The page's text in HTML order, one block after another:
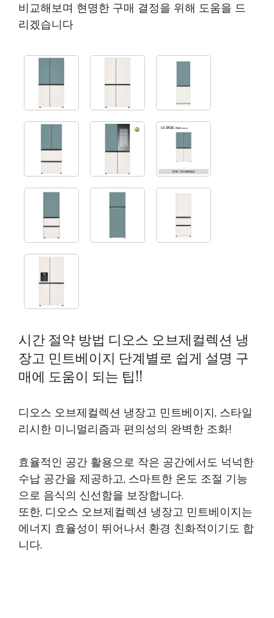
비교해보며 현명한 구매 결정을 위해 도움을 드
리겠습니다
시간 절약 방법 디오스 오브제컬렉션 냉
장고 민트베이지 단계별로 쉽게 설명 구
매에 도움이 되는 팁!!
디오스 오브제컬렉션 냉장고 민트베이지, 스타일
리시한 미니멀리즘과 편의성의 완벽한 조화!
효율적인 공간 활용으로 작은 공간에서도 넉넉한
수납 공간을 제공하고, 스마트한 온도 조절 기능
으로 음식의 신선함을 보장합니다.
또한, 디오스 오브제컬렉션 냉장고 민트베이지는
에너지 효율성이 뛰어나서 환경 친화적이기도 합
니다.